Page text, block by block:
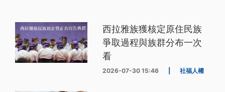
西拉雅族獲核定原住民族
爭取過程與族群分布一次
看
2026-07-30 15:46 社福人權